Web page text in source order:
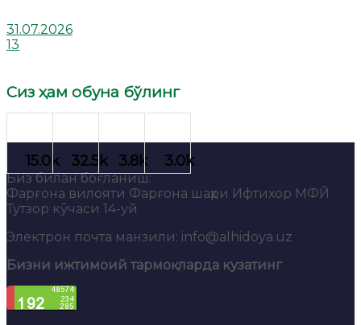
31.07.2026
13
Сиз ҳам обуна бўлинг
Биз билан боғланиш:
Фарғона вилояти Фарғона шаҳри Ифтихор МФЙ
Тутзор кўчаси 14-уй
Электрон почта манзили: info@alhidoya.uz
Бизни ижтимоий тармоқларда кузатинг